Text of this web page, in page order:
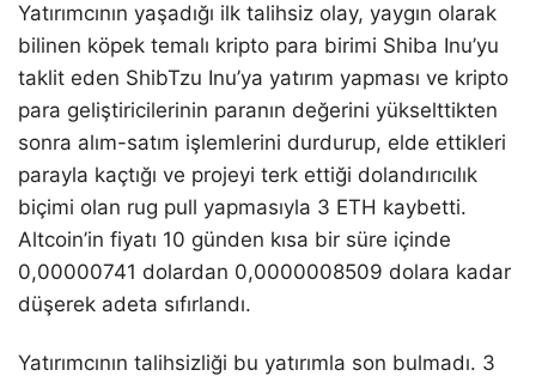
Yatırımcının yaşadığı ilk talihsiz olay, yaygın olarak
bilinen köpek temalı kripto para birimi Shiba Inu’yu
taklit eden ShibTzu Inu’ya yatırım yapması ve kripto
para geliştiricilerinin paranın değerini yükselttikten
sonra alım-satım işlemlerini durdurup, elde ettikleri
parayla kaçtığı ve projeyi terk ettiği dolandırıcılık
biçimi olan rug pull yapmasıyla 3 ETH kaybetti.
Altcoin’in fiyatı 10 günden kısa bir süre içinde
0,00000741 dolardan 0,0000008509 dolara kadar
düşerek adeta sıfırlandı.
Yatırımcının talihsizliği bu yatırımla son bulmadı. 3